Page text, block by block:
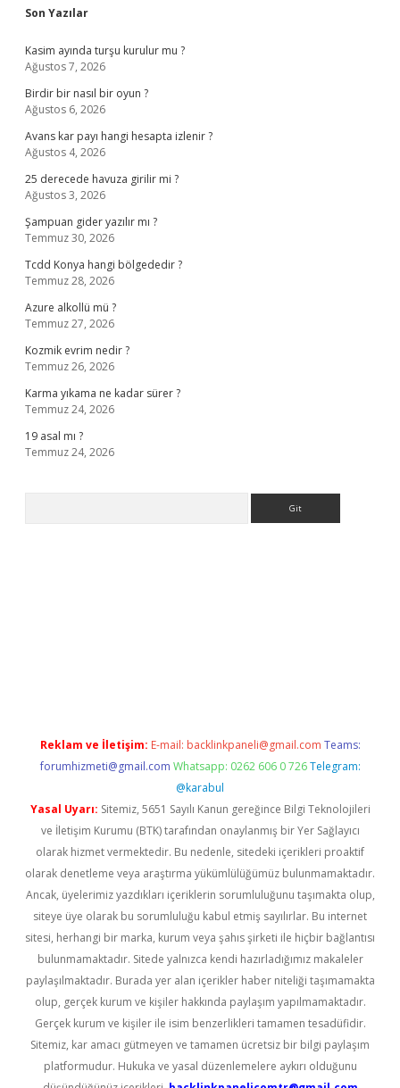
Son Yazılar
Kasim ayında turşu kurulur mu ?
Ağustos 7, 2026
Birdir bir nasıl bir oyun ?
Ağustos 6, 2026
Avans kar payı hangi hesapta izlenir ?
Ağustos 4, 2026
25 derecede havuza girilir mi ?
Ağustos 3, 2026
Şampuan gider yazılır mı ?
Temmuz 30, 2026
Tcdd Konya hangi bölgededir ?
Temmuz 28, 2026
Azure alkollü mü ?
Temmuz 27, 2026
Kozmik evrim nedir ?
Temmuz 26, 2026
Karma yıkama ne kadar sürer ?
Temmuz 24, 2026
19 asal mı ?
Temmuz 24, 2026
Reklam ve İletişim: E-mail: backlinkpaneli@gmail.com Teams:
forumhizmeti@gmail.com Whatsapp: 0262 606 0 726 Telegram:
@karabul
Yasal Uyarı: Sitemiz, 5651 Sayılı Kanun gereğince Bilgi Teknolojileri
ve İletişim Kurumu (BTK) tarafından onaylanmış bir Yer Sağlayıcı
olarak hizmet vermektedir. Bu nedenle, sitedeki içerikleri proaktif
olarak denetleme veya araştırma yükümlülüğümüz bulunmamaktadır.
Ancak, üyelerimiz yazdıkları içeriklerin sorumluluğunu taşımakta olup,
siteye üye olarak bu sorumluluğu kabul etmiş sayılırlar. Bu internet
sitesi, herhangi bir marka, kurum veya şahıs şirketi ile hiçbir bağlantısı
bulunmamaktadır. Sitede yalnızca kendi hazırladığımız makaleler
paylaşılmaktadır. Burada yer alan içerikler haber niteliği taşımamakta
olup, gerçek kurum ve kişiler hakkında paylaşım yapılmamaktadır.
Gerçek kurum ve kişiler ile isim benzerlikleri tamamen tesadüfidir.
Sitemiz, kar amacı gütmeyen ve tamamen ücretsiz bir bilgi paylaşım
platformudur. Hukuka ve yasal düzenlemelere aykırı olduğunu